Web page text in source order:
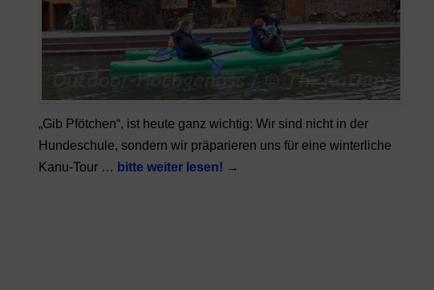
„Gib Pfötchen“, ist heute ganz wichtig: Wir sind nicht in der
Hundeschule, sondern wir präparieren uns für eine winterliche
Kanu-Tour … bitte weiter lesen! →